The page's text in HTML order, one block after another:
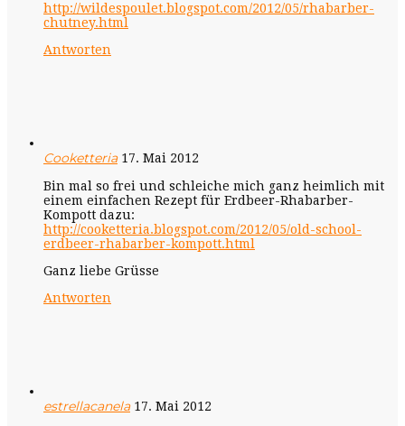
http://wildespoulet.blogspot.com/2012/05/rhabarber-
chutney.html
Antworten
Cooketteria 17. Mai 2012
Bin mal so frei und schleiche mich ganz heimlich mit
einem einfachen Rezept für Erdbeer-Rhabarber-
Kompott dazu:
http://cooketteria.blogspot.com/2012/05/old-school-
erdbeer-rhabarber-kompott.html
Ganz liebe Grüsse
Antworten
estrellacanela 17. Mai 2012